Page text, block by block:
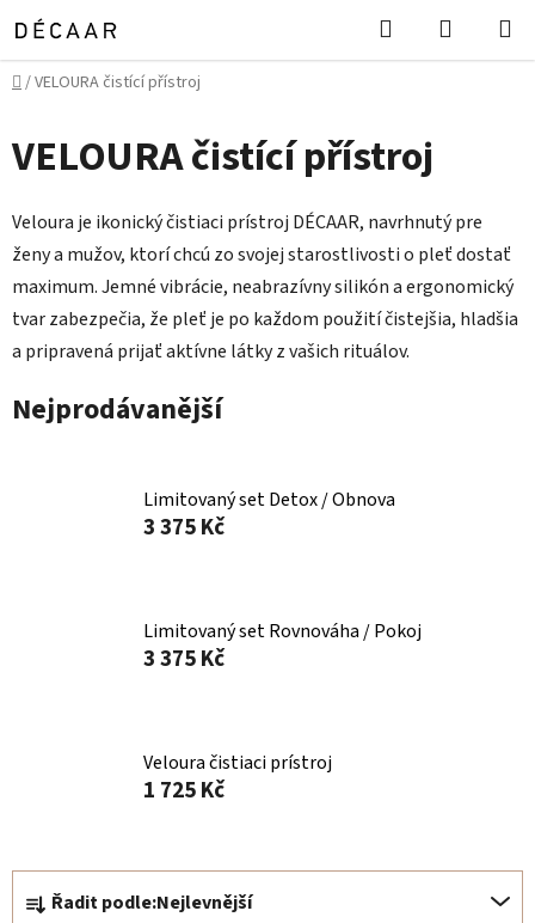
Přejít
na
obsah
Hledat
KOŠÍK
Domů
/VELOURA čistící přístroj
VELOURA čistící přístroj
Veloura je ikonický čistiaci prístroj DÉCAAR, navrhnutý pre
ženy a mužov, ktorí chcú zo svojej starostlivosti o pleť dostať
maximum. Jemné vibrácie, neabrazívny silikón a ergonomický
tvar zabezpečia, že pleť je po každom použití čistejšia, hladšia
a pripravená prijať aktívne látky z vašich rituálov.
Nejprodávanější
Limitovaný set Detox / Obnova
3 375 Kč
Limitovaný set Rovnováha / Pokoj
3 375 Kč
Veloura čistiaci prístroj
1 725 Kč
Ř Řadit podle:Nejlevnější